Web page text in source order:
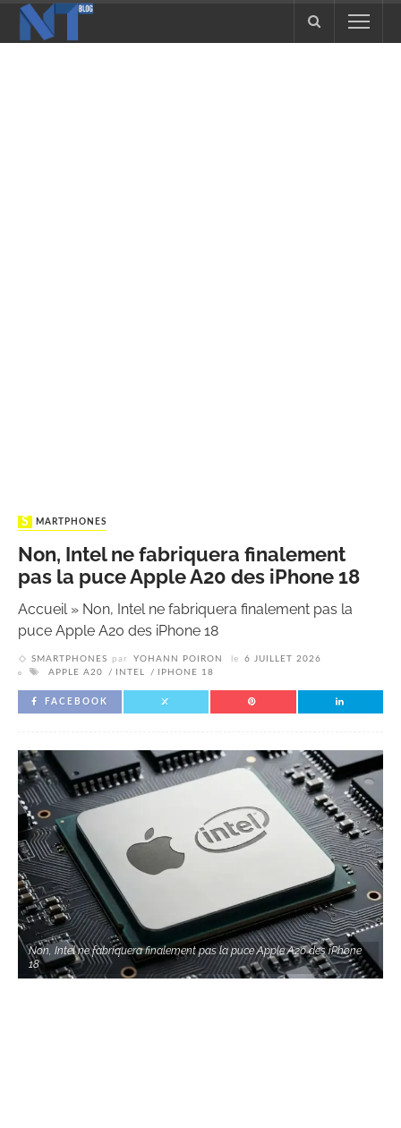
SMARTPHONES
Non, Intel ne fabriquera finalement
pas la puce Apple A20 des iPhone 18
Accueil» Non, Intel ne fabriquera finalement pas la
puce Apple A20 des iPhone 18
SMARTPHONES par YOHANN POIRON le
6 JUILLET 2026
APPLE A20
INTEL IPHONE 18
FACEBOOK
Non, Intel ne fabriquera finalement pas la puce Apple A20 des iPhone
18